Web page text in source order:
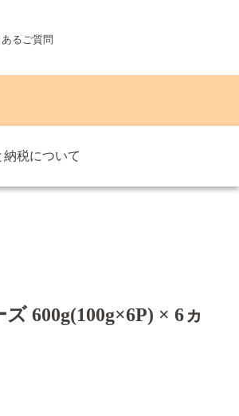
あるご質問
納税について
600g(100g×6P) × 6ヵ